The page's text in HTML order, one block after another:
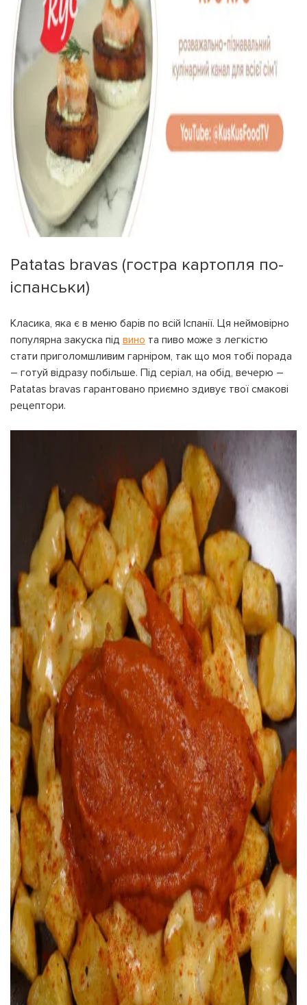
Patatas bravas (гостра картопля по-
іспанськи)
Класика, яка є в меню барів по всій Іспанії. Ця неймовірно
популярна закуска під вино та пиво може з легкістю
стати приголомшливим гарніром, так що моя тобі порада
– готуй відразу побільше. Під серіал, на обід, вечерю –
Patatas bravas гарантовано приємно здивує твої смакові
рецептори.